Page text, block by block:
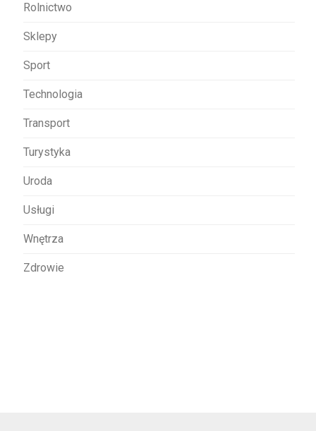
Rolnictwo
Sklepy
Sport
Technologia
Transport
Turystyka
Uroda
Usługi
Wnętrza
Zdrowie